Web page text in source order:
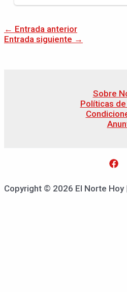
← Entrada anterior
Entrada siguiente →
Sobre
Políticas
Copyright © 2026 El Norte Hoy